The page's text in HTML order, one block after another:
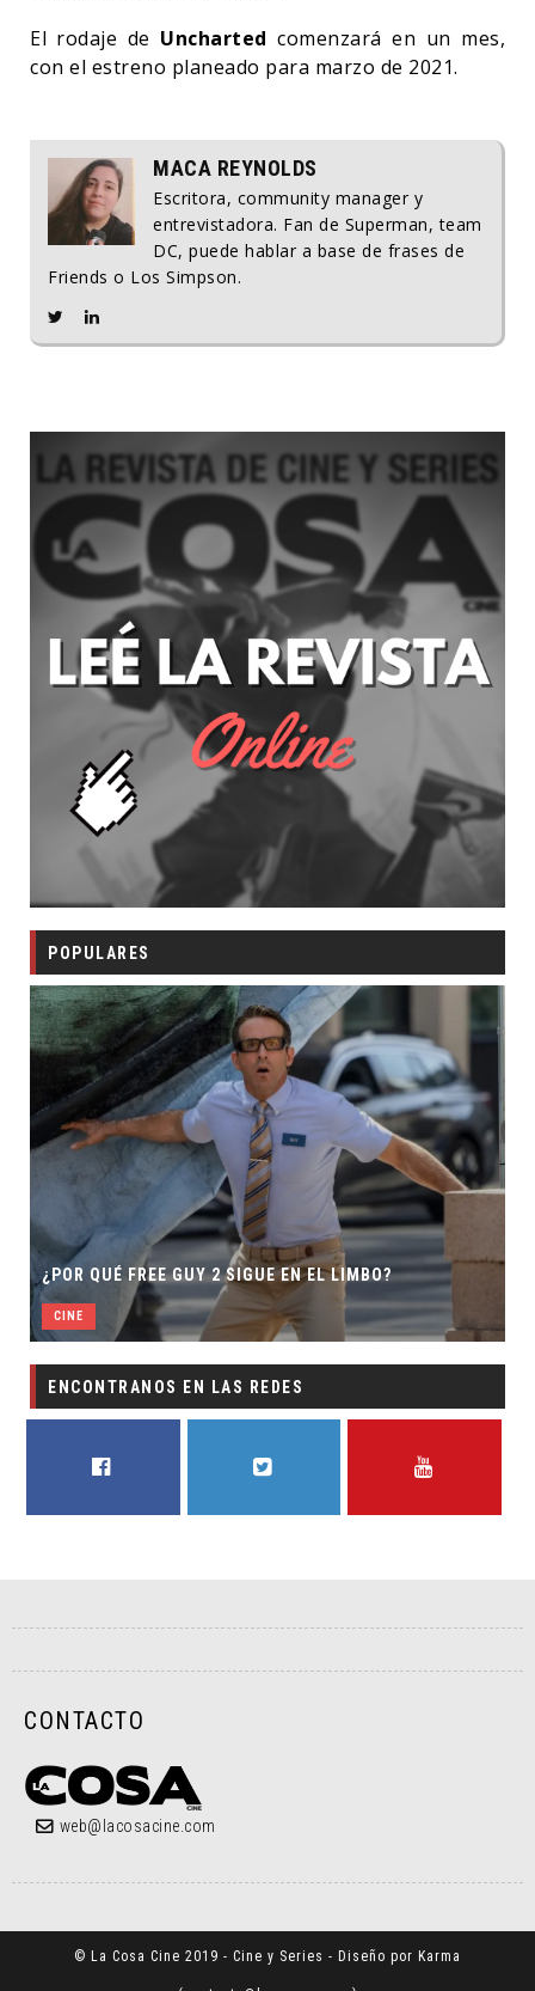
El rodaje de Unchartedcomenzará en un mes,
con el estreno planeado para marzo de 2021.
MACA REYNOLDS
Escritora, community manager y
entrevistadora. Fan de Superman, team
DC, puede hablar a base de frases de
Friends o Los Simpson.
POPULARES
¿POR QUÉ FREE GUY 2 SIGUE EN EL LIMBO?
CINE
ENCONTRANOS EN LAS REDES
CONTACTO
web@lacosacine.com
© La Cosa Cine 2019 - Cine y Series - Diseño por Karma